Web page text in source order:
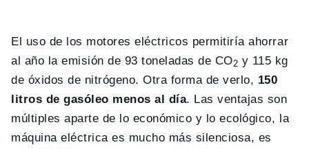
El uso de los motores eléctricos permitiría ahorrar
al año la emisión de 93 toneladas de CO2 y 115 kg
de óxidos de nitrógeno. Otra forma de verlo, 150
litros de gasóleo menos al día. Las ventajas son
múltiples aparte de lo económico y lo ecológico, la
máquina eléctrica es mucho más silenciosa, es